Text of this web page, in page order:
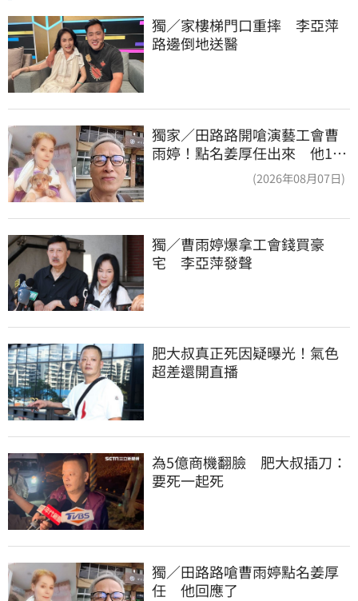
獨／家樓梯門口重摔　李亞萍
路邊倒地送醫
獨家／田路路開嗆演藝工會曹
雨婷！點名姜厚任出來 他16
(2026年08月07日)
獨／曹雨婷爆拿工會錢買豪
宅　李亞萍發聲
肥大叔真正死因疑曝光！氣色
超差還開直播
為5億商機翻臉　肥大叔插刀：
要死一起死
獨／田路路嗆曹雨婷點名姜厚
任　他回應了